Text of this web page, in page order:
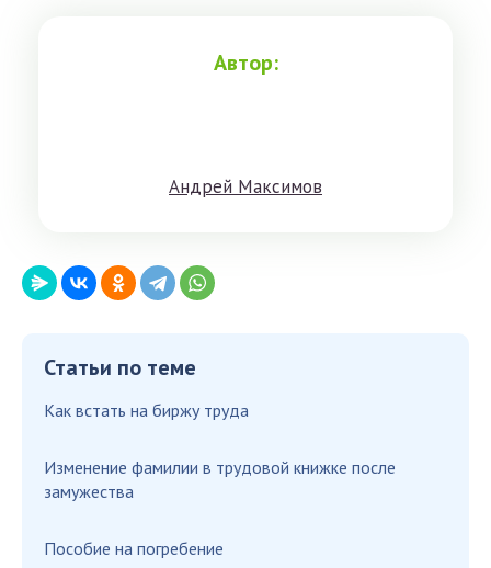
Автор:
Aндрeй Мaксимoв
Статьи по теме
Как встать на биржу труда
Изменение фамилии в трудовой книжке после
замужества
Пособие на погребение